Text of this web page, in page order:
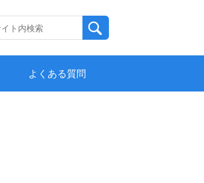
よくある質問